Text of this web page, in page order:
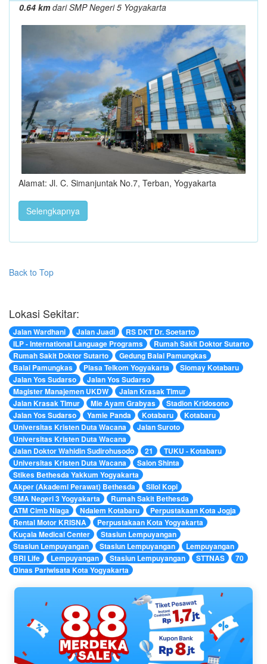
0.64 kmdari SMP Negeri 5 Yogyakarta
Alamat: Jl. C. Simanjuntak No.7, Terban, Yogyakarta
Selengkapnya
Back to Top
Lokasi Sekitar:
Jalan Wardhani Jalan Juadi
RS DKT Dr. Soetarto
ILP - International Language Programs
Rumah Sakit Doktor Sutarto
Rumah Sakit Doktor Sutarto
Gedung Balai Pamungkas
Balai Pamungkas
Plasa Telkom Yogyakarta
Siomay Kotabaru
Jalan Yos Sudarso
Jalan Yos Sudarso
Magister Manajemen UKDW
Jalan Krasak Timur
Jalan Krasak Timur
Mie Ayam Grabyas
Stadion Kridosono
Jalan Yos Sudarso
Yamie Panda Kotabaru
Kotabaru
Universitas Kristen Duta Wacana
Jalan Suroto
Universitas Kristen Duta Wacana
Jalan Doktor Wahidin Sudirohusodo
21
TUKU - Kotabaru
Universitas Kristen Duta Wacana
Salon Shinta
Stikes Bethesda Yakkum Yogyakarta
Akper (Akademi Perawat) Bethesda
Silol Kopi
SMA Negeri 3 Yogyakarta
Rumah Sakit Bethesda
ATM Cimb Niaga
Ndalem Kotabaru
Perpustakaan Kota Jogja
Rental Motor KRISNA
Perpustakaan Kota Yogyakarta
Kuçala Medical Center
Stasiun Lempuyangan
Stasiun Lempuyangan
Stasiun Lempuyangan
Lempuyangan
BRI Life
Lempuyangan Stasiun Lempuyangan STTNAS
70
Dinas Pariwisata Kota Yogyakarta